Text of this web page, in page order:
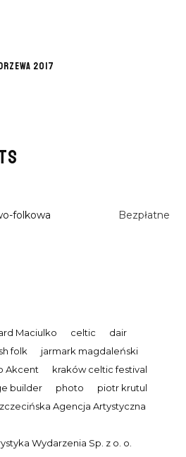
2017
folkowa Bezpłatne
Maciulko celtic
dair
folk
jarmark magdaleński
Akcent
kraków celtic festival
builder photo
piotr krutul
Agencja Artystyczna
Wydarzenia Sp. z o. o.